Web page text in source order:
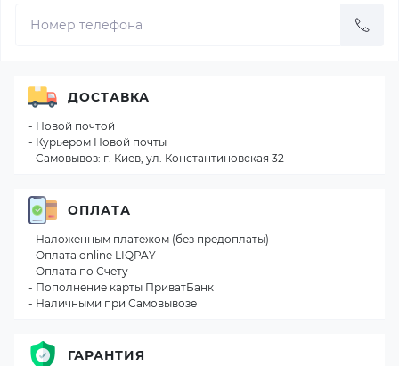
ДОСТАВКА
- Новой почтой
- Курьером Новой почты
- Самовывоз: г. Киев, ул. Константиновская 32
ОПЛАТА
- Наложенным платежом (без предоплаты)
- Оплата online LIQPAY
- Оплата по Счету
- Пополнение карты ПриватБанк
- Наличными при Самовывозе
ГАРАНТИЯ